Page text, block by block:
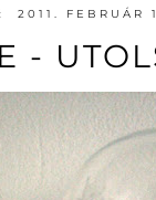
2011. FEBRUÁR
-